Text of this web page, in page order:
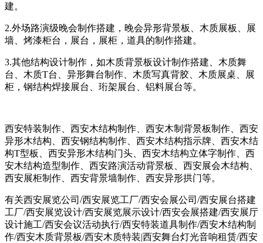
建。
2.外场路演级晚会制作搭建，晚会异形背景板、木质展板、展
墙、烤漆柜台，展台，展柜，道具的制作搭建。
3.其他结构设计制作，如木质背景板设计制作搭建、木质舞
台、木质T台、异形舞台制作、木质写真背胶、木质展桌、展
柜，钢结构焊接展台、珩架展台、铝料展台等。
西安特装制作、西安木结构制作、西安木制背景板制作、西安
异形木结构、西安钢结构制作、西安木结构指示牌、西安木结
构T型板、西安异形木结构门头、西安木结构立体字制作、西
安木结构造型制作、西安路演活动背景板、西安展会木结构、
西安展柜制作、西安背景墙制作、西安异形拱门等。
有关西安展览公司/西安展览工厂/西安会展公司/西安展台搭建
工厂/西安展览设计/西安展览展示设计/西安会展搭建/西安展厅
设计施工/西安会议活动执行/西安特装道具制作/西安木结构制
作/西安木质背景板/西安木质特装|西安舞台灯光音响租赁/西安